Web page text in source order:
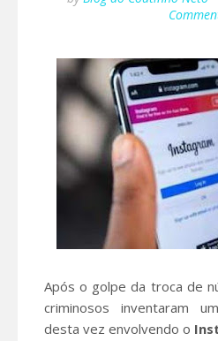
Após o golpe da troca de
criminosos inventaram
desta vez envolvendo o